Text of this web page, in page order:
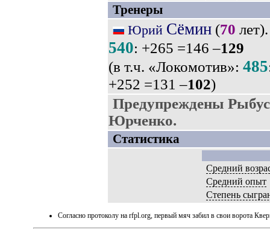
Тренеры
Юрий Сёмин(70 лет).
540: +265 =146 –129
(в т.ч. «Локомотив»: 485
+252 =131 –102)
Предупреждены
Юрченко.
Статистика
Средний
Средний опыт
Степень
Согласно протоколу на rfpl.org, первый мяч забил в свои ворота